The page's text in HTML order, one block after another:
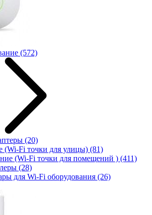
(572)
(20)
(Wi-Fi точки для улицы) (81)
(Wi-Fi точки для помещений ) (411)
(28)
для Wi-Fi оборудования (26)